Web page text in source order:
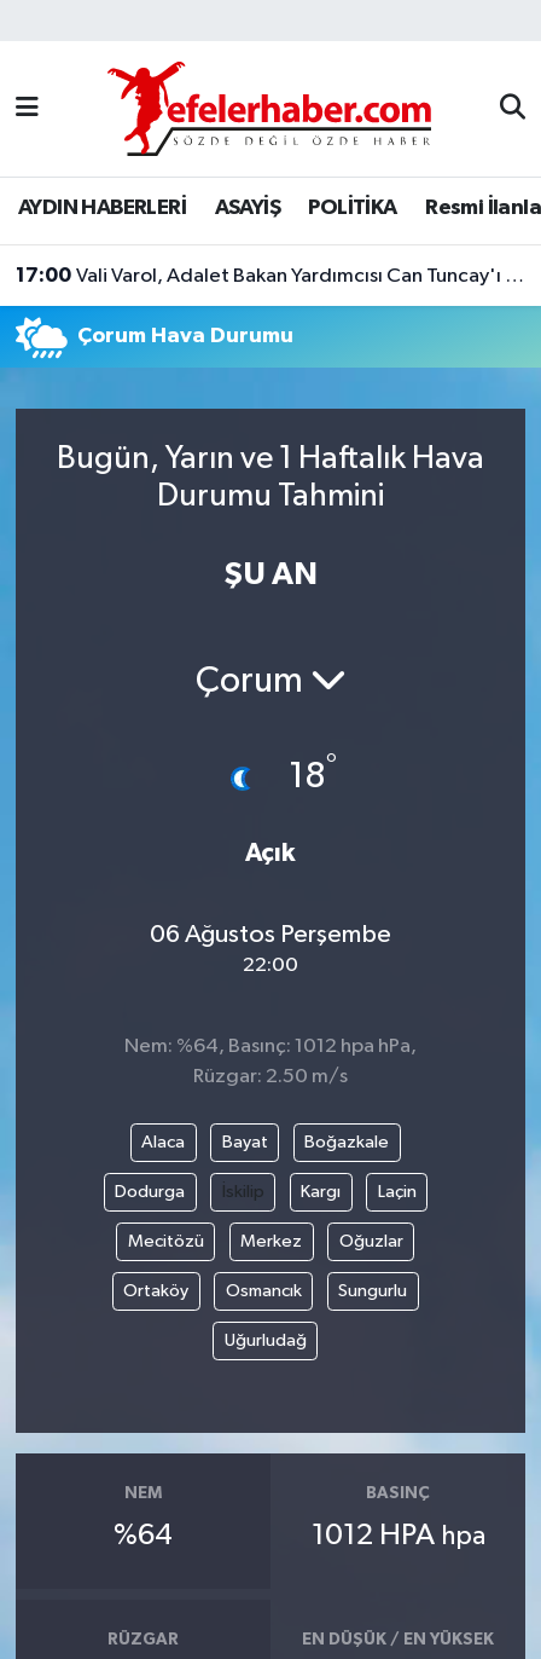
AYDIN HABERLERİ ASAYİŞ POLİTİKA Resmi
17:00 Vali Varol, Adalet Bakan Yardımcısı Can Tuncay'ı ağırladı
Çorum Hava Durumu
Bugün, Yarın ve 1 Haftalık Hava
Durumu Tahmini
ŞU AN
Çorum
18°
Açık
06 Ağustos Perşembe
22:00
Nem: %64, Basınç: 1012 hpa hPa,
Rüzgar: 2.50 m/s
Alaca Bayat Boğazkale
Dodurga İskilip Kargı Laçin
Mecitözü Merkez Oğuzlar
Ortaköy Osmancık Sungurlu
Uğurludağ
NEM
%64
BASINÇ
1012 HPA hpa
RÜZGAR EN DÜŞÜK / EN YÜKSEK
Nöbetçi Eczaneler
Hava Durumu
Aydin Namaz Vakitleri
Trafik Durumu
Süper Lig Puan Durumu ve Fikstür
Son Dakika Haberleri